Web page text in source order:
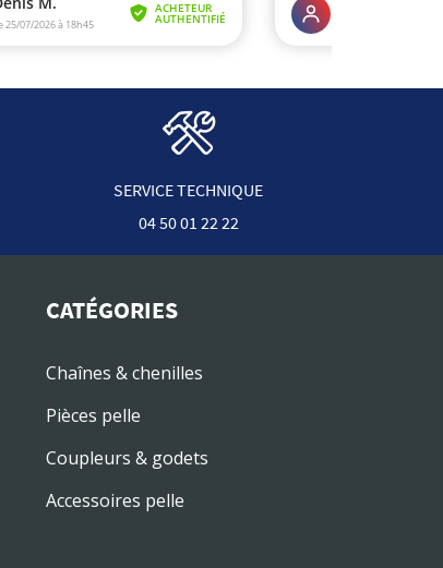
SERVICE TECHNIQUE
04 50 01 22 22
CATÉGORIES
Chaînes & chenilles
Pièces pelle
Coupleurs & godets
Accessoires pelle